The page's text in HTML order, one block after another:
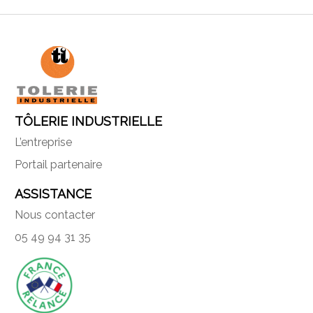
TÔLERIE INDUSTRIELLE
L’entreprise
Portail partenaire
ASSISTANCE
Nous contacter
05 49 94 31 35